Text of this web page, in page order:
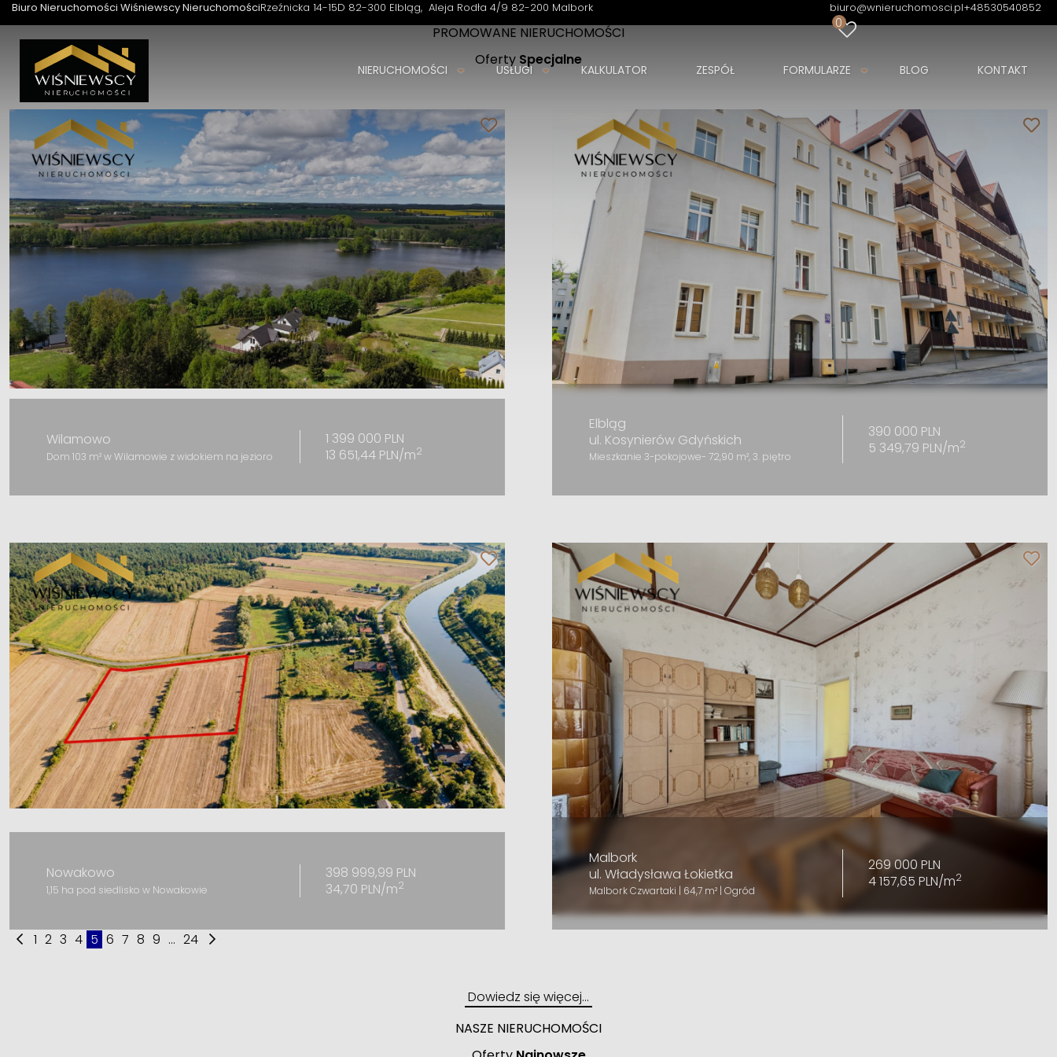
Biuro Nieruchomości Wiśniewscy NieruchomościRzeźnicka 14-15D 82-300 Elbląg Aleja Rodła 4/9 82-200 Malbork biuro@wnieruchomosci.pl+48530540852
0
NIERUCHOMOŚCI USŁUGI KALKULATOR ZESPÓŁ FORMULARZE BLOG KONTAKT
PROMOWANE NIERUCHOMOŚCI
Oferty Specjalne
Wilamowo
Dom 103 m² w Wilamowie z widokiem na jezioro
1 399 000 PLN
13 651,44 PLN/m2
Elbląg
ul. Kosynierów Gdyńskich
Mieszkanie 3-pokojowe- 72,90 m², 3. piętro
390 000 PLN
5 349,79 PLN/m2
Nowakowo
1,15 ha pod siedlisko w Nowakowie
398 999,99 PLN
34,70 PLN/m2
Malbork
ul. Władysława Łokietka
Malbork Czwartaki | 64,7 m² | Ogród
269 000 PLN
4 157,65 PLN/m2
1 2 3 4 5 6 7 8 9 ... 24
Dowiedz się więcej…
NASZE NIERUCHOMOŚCI